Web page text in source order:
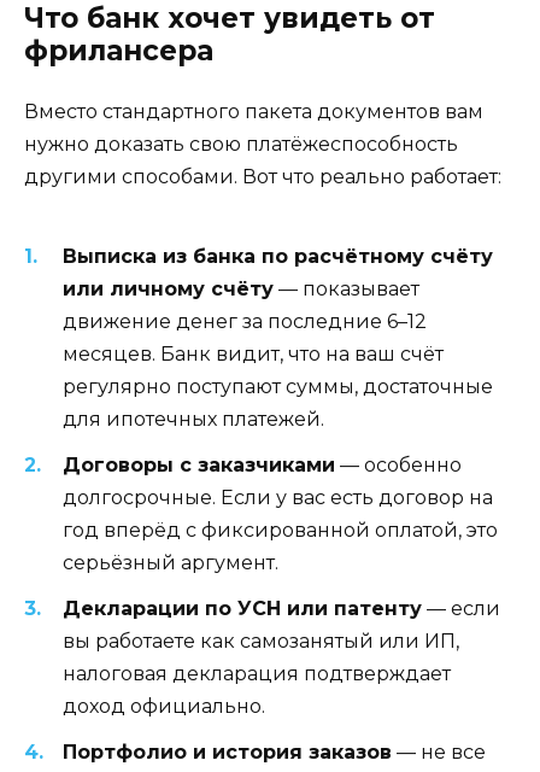
Что банк хочет увидеть от
фрилансера
Вместо стандартного пакета документов вам
нужно доказать свою платёжеспособность
другими способами. Вот что реально работает:
Выписка из банка по расчётному счёту
или личному счёту — показывает
движение денег за последние 6–12
месяцев. Банк видит, что на ваш счёт
регулярно поступают суммы, достаточные
для ипотечных платежей.
Договоры с заказчиками — особенно
долгосрочные. Если у вас есть договор на
год вперёд с фиксированной оплатой, это
серьёзный аргумент.
Декларации по УСН или патенту — если
вы работаете как самозанятый или ИП,
налоговая декларация подтверждает
доход официально.
Портфолио и история заказов — не все